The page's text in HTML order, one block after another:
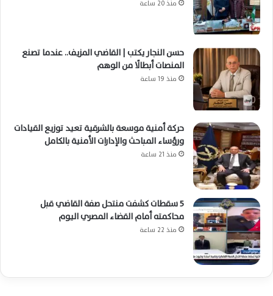
منذ 20 ساعة
حسن النجار يكتب | القاضي المزيف.. عندما تصنع
المنصات أبطالًا من الوهم
منذ 19 ساعة
حركة أمنية موسعة بالشرقية تعيد توزيع القيادات
ورؤساء المباحث والإدارات الأمنية بالكامل
منذ 21 ساعة
5 سقطات كشفت منتحل صفة القاضي قبل
محاكمته أمام القضاء المصري اليوم
منذ 22 ساعة